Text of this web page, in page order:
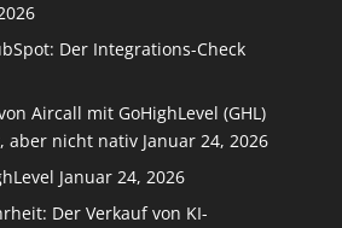
Der Integrations-Check
Aircall mit GoHighLevel (GHL)
aber nicht nativ Januar 24, 2026
Januar 24, 2026
Der Verkauf von KI-